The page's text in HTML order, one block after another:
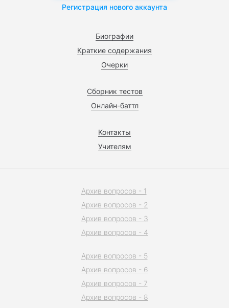
Биографии
Краткие содержания
Очерки
Сборник тестов
Онлайн-баттл
Контакты
Учителям
Регистрация нового аккаунта
Архив вопросов - 1
Архив вопросов - 2
Архив вопросов - 3
Архив вопросов - 4
Архив вопросов - 5
Архив вопросов - 6
Архив вопросов - 7
Архив вопросов - 8